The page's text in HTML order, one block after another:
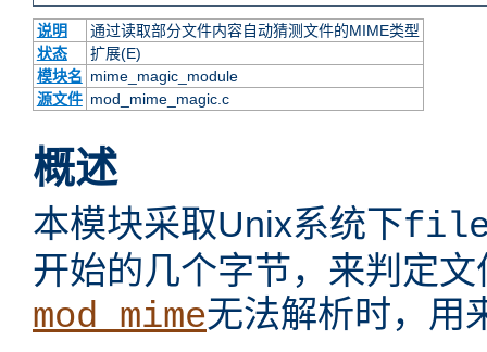
说明
通过读取部分文件内容自动猜测文件的MIME类型
状态
扩展(E)
模块名 mime_magic_module
源文件 mod_mime_magic.c
概述
本模块采取Unix系统下
开始的几个字节，来判定文
mod_mime无法解析时，用